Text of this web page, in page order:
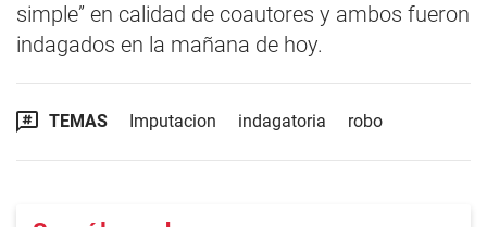
simple” en calidad de coautores y ambos fueron
indagados en la mañana de hoy.
TEMAS Imputacion indagatoria robo